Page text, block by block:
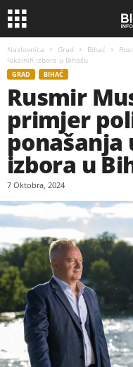
Naslovnica Grad Bihać
lokalnih izbora u Bihaću
GRAD BIHAĆ
Rusmir
primjer
izbora u
7 Oktobra, 2024